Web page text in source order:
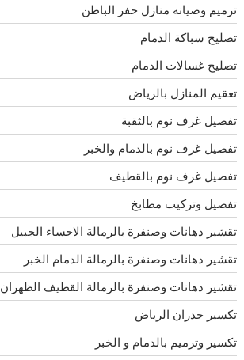
ترميم وصيانه منازل حفر الباطن
تصليح سباكة الدمام
تصليح غسالات الدمام
تعقيم المنازل بالرياض
تفصيل غرف نوم بالثقبة
تفصيل غرف نوم بالدمام والخبر
تفصيل غرف نوم بالقطيف
تفصيل وتركيب مطابخ
تقشير دهانات وصنفرة بالرمالة الاحساء الجبيل
تقشير دهانات وصنفرة بالرمالة الدمام الخبر
تقشير دهانات وصنفرة بالرمالة القطيف الظهران
تكسير جدران الرياض
تكسير وترميم بالدمام و الخبر